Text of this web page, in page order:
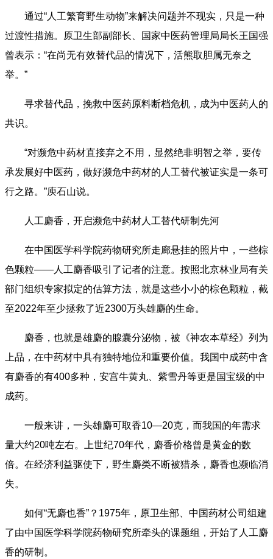
通过“人工繁育野生动物”来解决问题并不现实，只是一种
过渡性措施。原卫生部副部长、国家中医药管理局局长王国强
曾表示：“在尚无有效替代品的情况下，活熊取胆属无奈之
举。”
寻求替代品，挽救中医药原料断档危机，成为中医药人的
共识。
“对濒危中药材直接弃之不用，显然绝非明智之举，要传
承发展好中医药，做好濒危中药材的人工替代被证实是一条可
行之路。”庾石山说。
人工麝香，开启濒危中药材人工替代研制先河
在中国医学科学院药物研究所走廊悬挂的照片中，一些棕
色颗粒——人工麝香吸引了记者的注意。按照北京林业局有关
部门组织专家拟定的估算方法，就是这些小小的棕色颗粒，截
至2022年至少拯救了近2300万头雄麝的生命。
麝香，也就是雄麝的腺囊分泌物，被《神农本草经》列为
上品，在中药材中具有独特地位和重要价值。我国中成药中含
有麝香的有400多种，安宫牛黄丸、紫雪丹等更是国宝级的中
成药。
一般来讲，一头雄麝可取香10—20克，而我国的年需求
量大约20吨左右。上世纪70年代，麝香价格曾是黄金的数
倍。在经济利益驱使下，野生麝类不断被猎杀，麝香也濒临消
失。
如何“无麝也香”？1975年，原卫生部、中国药材公司组建
了由中国医学科学院药物研究所牵头的课题组，开始了人工麝
香的研制。